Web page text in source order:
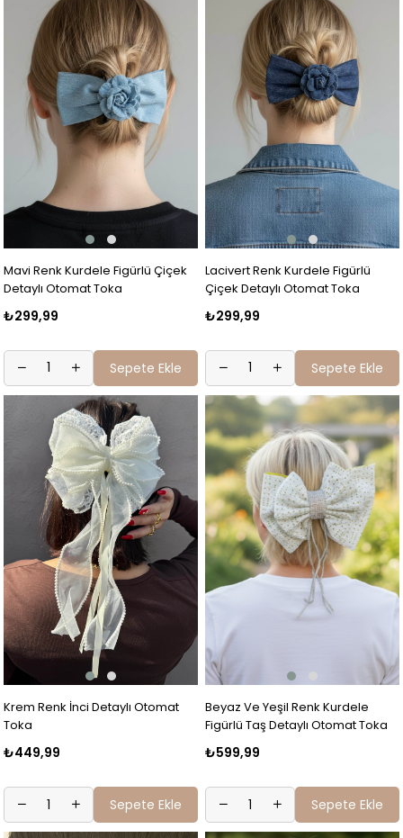
Mavi Renk Kurdele Figürlü Çiçek
Detaylı Otomat Toka
₺299,99
Sepete Ekle
Lacivert Renk Kurdele Figürlü
Çiçek Detaylı Otomat Toka
₺299,99
Sepete Ekle
Krem Renk İnci Detaylı Otomat
Toka
₺449,99
Sepete Ekle
Beyaz Ve Yeşil Renk Kurdele
Figürlü Taş Detaylı Otomat Toka
₺599,99
Sepete Ekle